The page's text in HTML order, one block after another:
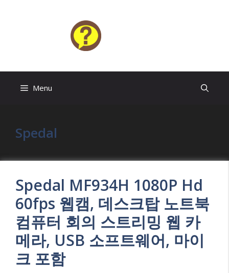
Menu
Spedal
Spedal MF934H 1080P Hd
60fps 웹캠, 데스크탑 노트북
컴퓨터 회의 스트리밍 웹 카
메라, USB 소프트웨어, 마이
크 포함